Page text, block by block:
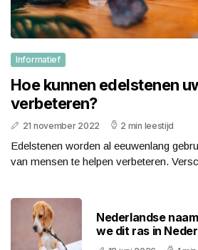
Informatief
Hoe kunnen edelstenen
verbeteren?
21 november 2022 2 min leestijd
Edelstenen worden al eeuwenlang
van mensen te helpen verbeteren.
Nederlandse
we dit ras in